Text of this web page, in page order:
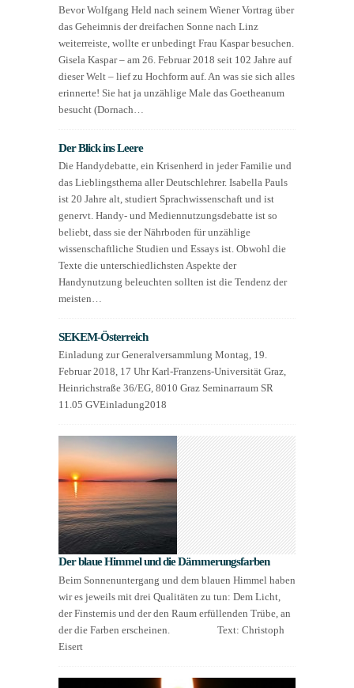
Bevor Wolfgang Held nach seinem Wiener Vortrag über
das Geheimnis der dreifachen Sonne nach Linz
weiterreiste, wollte er unbedingt Frau Kaspar besuchen.
Gisela Kaspar – am 26. Februar 2018 seit 102 Jahre auf
dieser Welt – lief zu Hochform auf. An was sie sich alles
erinnerte! Sie hat ja unzählige Male das Goetheanum
besucht (Dornach…
Der Blick ins Leere
Die Handydebatte, ein Krisenherd in jeder Familie und
das Lieblingsthema aller Deutschlehrer. Isabella Pauls
ist 20 Jahre alt, studiert Sprachwissenschaft und ist
genervt. Handy- und Mediennutzungsdebatte ist so
beliebt, dass sie der Nährboden für unzählige
wissenschaftliche Studien und Essays ist. Obwohl die
Texte die unterschiedlichsten Aspekte der
Handynutzung beleuchten sollten ist die Tendenz der
meisten…
SEKEM-Österreich
Einladung zur Generalversammlung Montag, 19.
Februar 2018, 17 Uhr Karl-Franzens-Universität Graz,
Heinrichstraße 36/EG, 8010 Graz Seminarraum SR
11.05 GVEinladung2018
Der blaue Himmel und die Dämmerungsfarben
Beim Sonnenuntergang und dem blauen Himmel haben
wir es jeweils mit drei Qualitäten zu tun: Dem Licht,
der Finsternis und der den Raum erfüllenden Trübe, an
der die Farben erscheinen. Text: Christoph
Eisert